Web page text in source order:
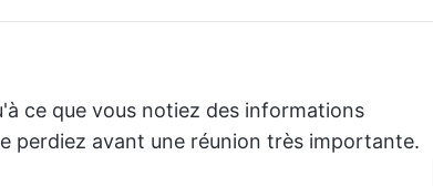
ce que vous notiez des informations
perdiez avant une réunion très importante.